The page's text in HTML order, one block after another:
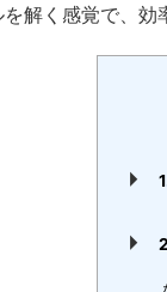
解く感覚で、効